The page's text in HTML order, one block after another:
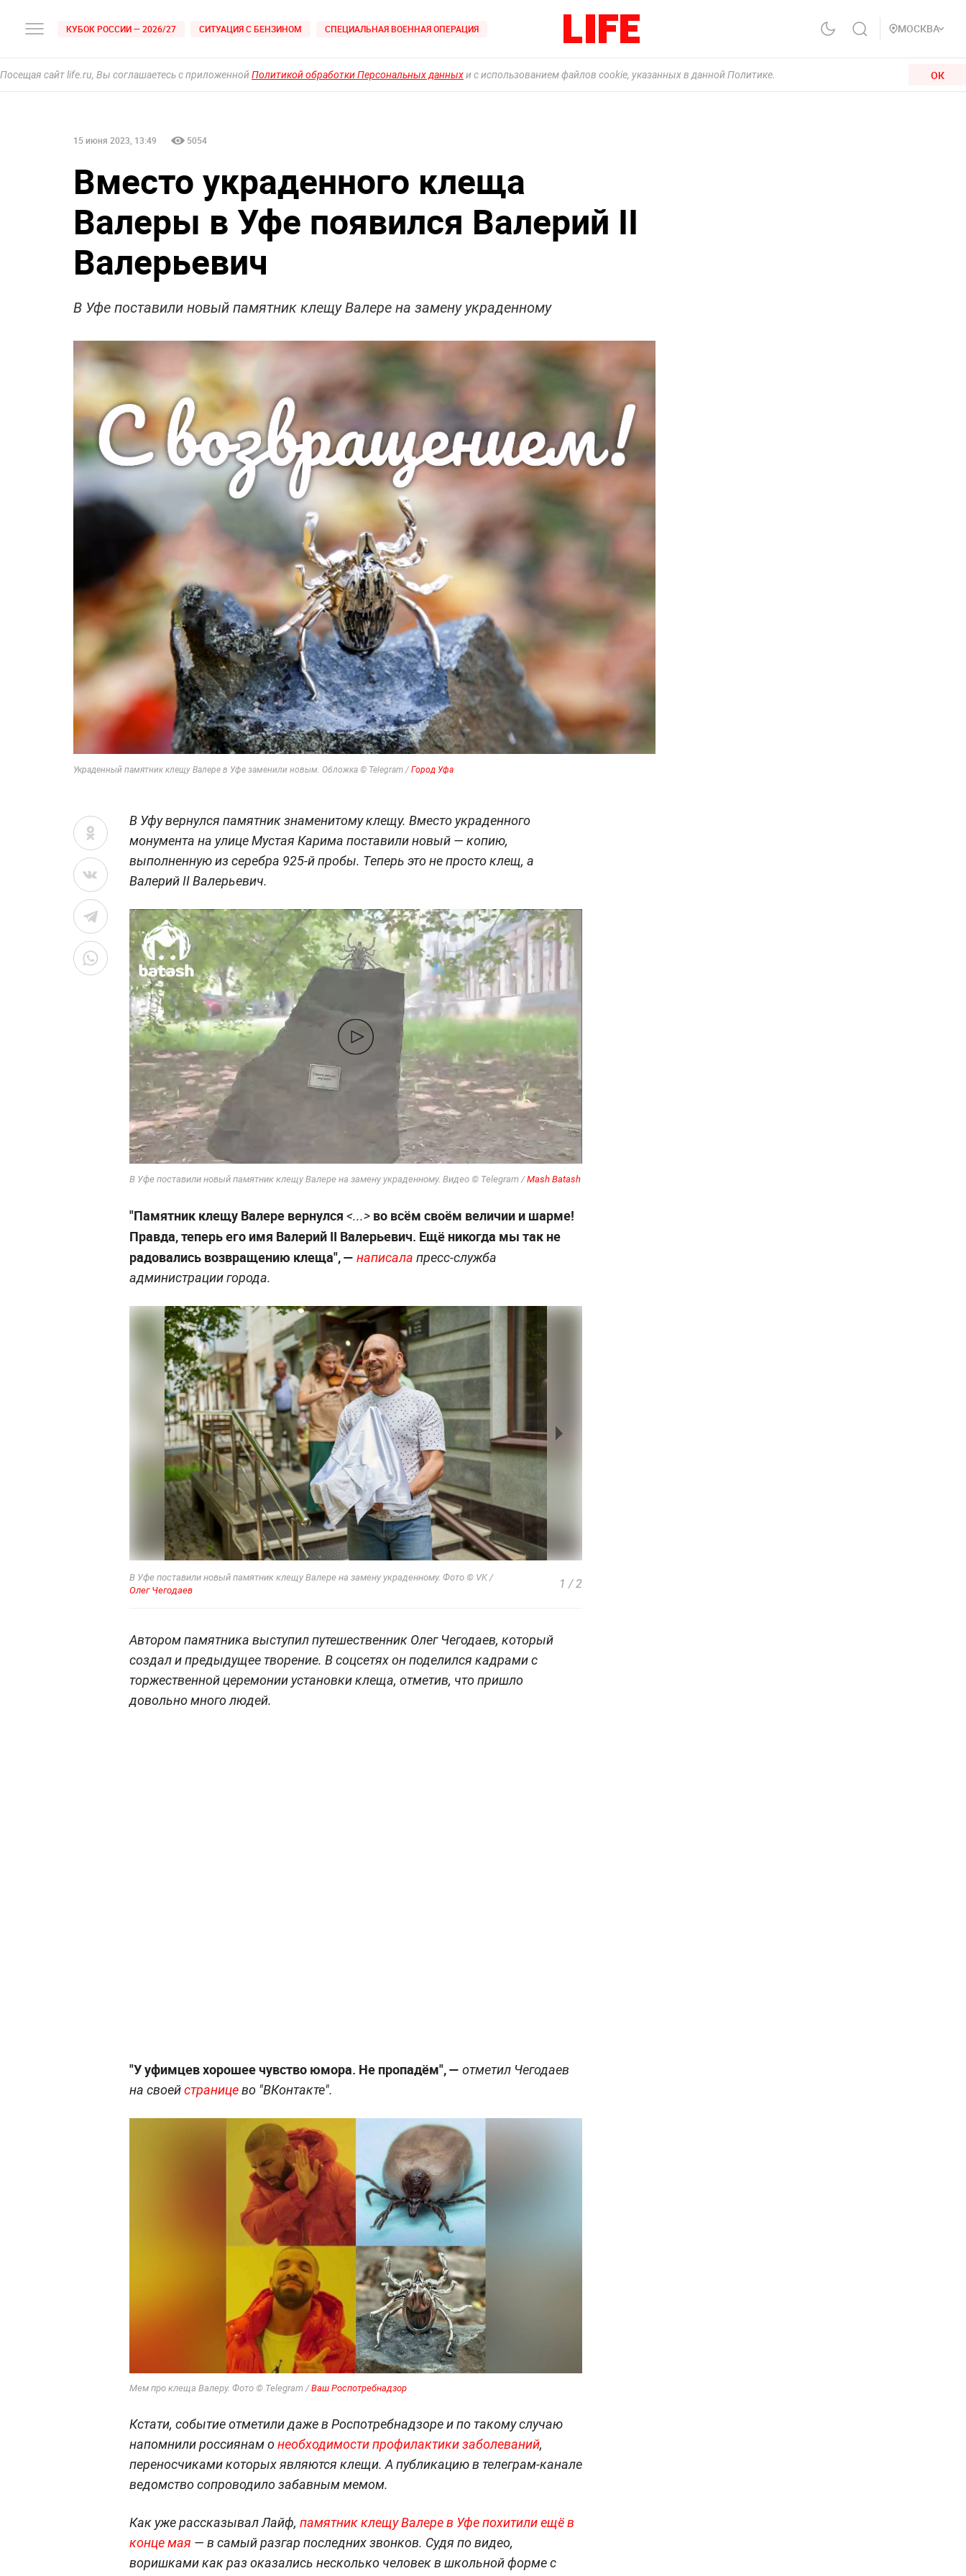
КУБОК РОССИИ — 2026/27 СИТУАЦИЯ С БЕНЗИНОМ СПЕЦИАЛЬНАЯ ВОЕННАЯ ОПЕРАЦИЯ МОСКВА
Посещая сайт life.ru, Вы соглашаетесь с приложеннойПолитикой обработки Персональных данныхи с использованием файлов cookie, указанных в данной Политике. ОК
15 июня 2023, 13:49 5054
Вместо украденного клеща
Валеры в Уфе появился Валерий II
Валерьевич
В Уфе поставили новый памятник клещу Валере на замену украденному
Украденный памятник клещу Валере в Уфе заменили новым. Обложка © Telegram / Город Уфа
В Уфу вернулся памятник знаменитому клещу. Вместо украденного
монумента на улице Мустая Карима поставили новый — копию,
выполненную из серебра 925-й пробы. Теперь это не просто клещ, а
Валерий II Валерьевич.
В Уфе поставили новый памятник клещу Валере на замену украденному. Видео © Telegram /Mash Batash
"Памятник клещу Валере вернулся <...> во всём своём величии и шарме!
Правда, теперь его имя Валерий II Валерьевич. Ещё никогда мы так не
радовались возвращению клеща", — написала пресс-служба
администрации города.
В Уфе поставили новый памятник клещу Валере на замену украденному. Фото © VK /
Олег Чегодаев
1 /2
Автором памятника выступил путешественник Олег Чегодаев, который
создал и предыдущее творение. В соцсетях он поделился кадрами с
торжественной церемонии установки клеща, отметив, что пришло
довольно много людей.
"У уфимцев хорошее чувство юмора. Не пропадём", — отметил Чегодаев
на своейстраницево "ВКонтакте".
Мем про клеща Валеру. Фото © Telegram /Ваш Роспотребнадзор
Кстати, событие отметили даже в Роспотребнадзоре и по такому случаю
напомнили россиянам онеобходимости профилактики заболеваний,
переносчиками которых являются клещи. А публикацию в телеграм-канале
ведомство сопроводило забавным мемом.
Как уже рассказывал Лайф, памятник клещу Валере в Уфе похитили ещё в
конце мая — в самый разгар последних звонков. Судя по видео,
воришками как раз оказались несколько человек в школьной форме с